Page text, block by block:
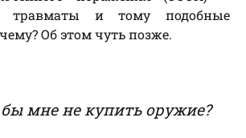
травматы и тому подобные
Об этом чуть позже.
мне не купить оружие?